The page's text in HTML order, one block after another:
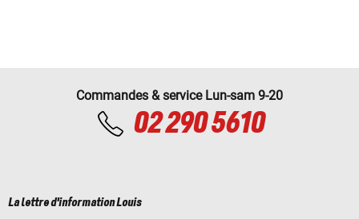
Commandes & service Lun-sam 9-20
02 290 5610
La lettre d'information Louis